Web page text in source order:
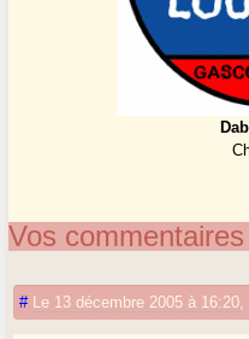
Vos commentaires
# Le 13 décembre 2005 à 16:20